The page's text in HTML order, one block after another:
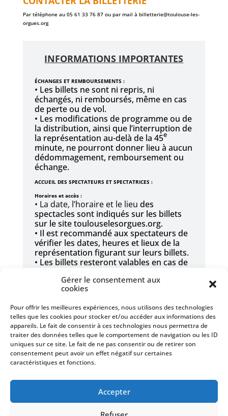
Gérer le consentement aux
cookies
Pour offrir les meilleures expériences, nous utilisons des technologies
telles que les cookies pour stocker et/ou accéder aux informations des
appareils. Le fait de consentir à ces technologies nous permettra de
traiter des données telles que le comportement de navigation ou les ID
uniques sur ce site. Le fait de ne pas consentir ou de retirer son
consentement peut avoir un effet négatif sur certaines
caractéristiques et fonctions.
Accepter
Par téléphone au 05 61 33 76 87 ou par mail à billetterie@toulouse-les-
orgues.org
INFORMATIONS IMPORTANTES
ÉCHANGES ET REMBOURSEMENTS :
• Les billets ne sont ni repris, ni
échangés, ni remboursés, même en cas
de perte ou de vol.
• Les modifications de programme ou de
la distribution, ainsi que l’interruption de
la représentation au-delà de la 45e
minute, ne pourront donner lieu à aucun
dédommagement, remboursement ou
échange.
ACCUEIL DES SPECTATEURS ET SPECTATRICES :
Horaires et accès :
• La date, l’horaire et le lieu des
spectacles sont indiqués sur les billets
sur le site toulouselesorgues.org.
• Il est recommandé aux spectateurs de
vérifier les dates, heures et lieux de la
représentation figurant sur leurs billets.
• Les billets resteront valables en cas de
l’horaire de la représentation.
• Les portes ouvrent 45 minutes avant
est libre dans la limite des places
disponibles.
Ponctualité :
• Les concertscommencent à l’heure
indiquée.
• Par respect pour les artistes et le
dès le début du concert. Une fois les
portes fermées, les spectateurs ne sont
pas assurés d’entrer en salle.
• En cas de retard, les billets ne sont ni